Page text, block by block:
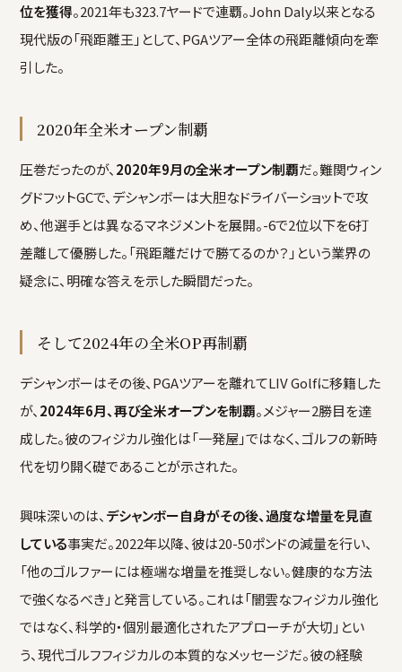
位を獲得。2021年も323.7ヤードで連覇。John Daly以来となる
現代版の「飛距離王」として、PGAツアー全体の飛距離傾向を牽
引した。
2020年全米オープン制覇
圧巻だったのが、 2020年9月の全米オープン制覇だ。難関ウィン
グドフットGCで、デシャンボーは大胆なドライバーショットで攻
め、他選手とは異なるマネジメントを展開。-6で2位以下を6打
差離して優勝した。「飛距離だけで勝てるのか？」という業界の
疑念に、明確な答えを示した瞬間だった。
そして2024年の全米OP再制覇
デシャンボーはその後、PGAツアーを離れてLIV Golfに移籍した
が、 2024年6月、再び全米オープンを制覇。メジャー2勝目を達
成した。彼のフィジカル強化は「一発屋」ではなく、ゴルフの新時
代を切り開く礎であることが示された。
興味深いのは、 デシャンボー自身がその後、過度な増量を見直
している事実だ。2022年以降、彼は20-50ポンドの減量を行い、
「他のゴルファーには極端な増量を推奨しない。健康的な方法
で強くなるべき」と発言している。これは「闇雲なフィジカル強化
ではなく、科学的・個別最適化されたアプローチが大切」とい
う、現代ゴルフフィジカルの本質的なメッセージだ。彼の経験